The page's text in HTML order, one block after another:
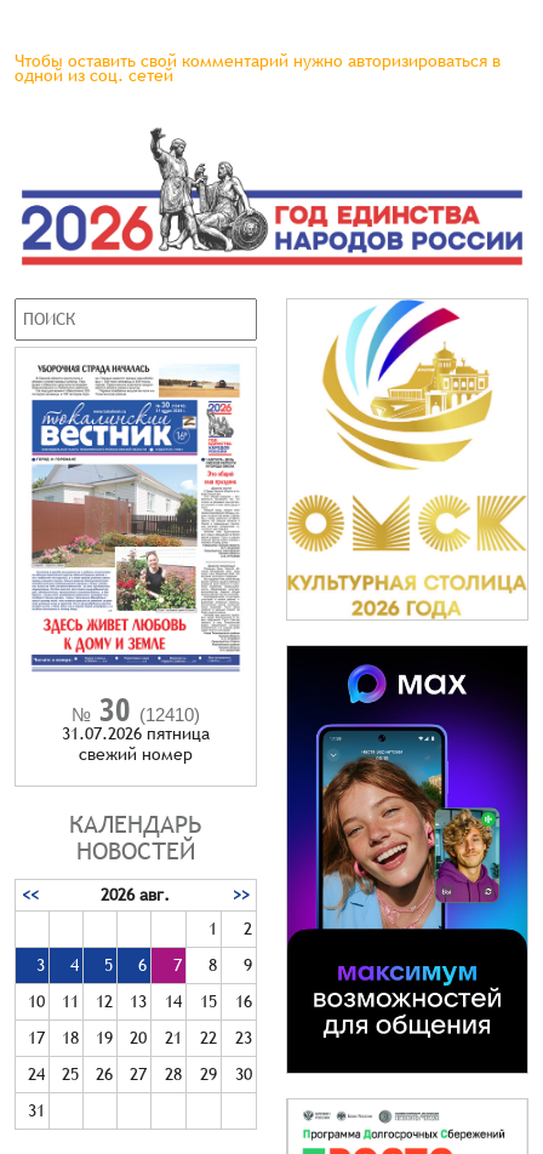
Чтобы оставить свой комментарий нужно авторизироваться в
одной из соц. сетей
№ 30 (12410)
31.07.2026 пятница
cвежий номер
КАЛЕНДАРЬ
НОВОСТЕЙ
<< 2026 авг.
>>
1
2
3
4 5 6 7 8
9
10
11 12 13 14 15
16
17
18 19 20 21 22
23
24
25 26 27 28 29
30
31